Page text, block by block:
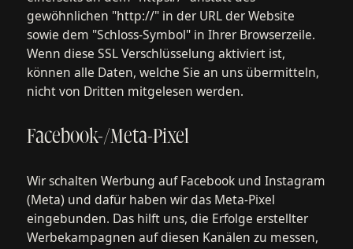
gewöhnlichen "http://" in der URL der Website
sowie dem "Schloss-Symbol" in Ihrer Browserzeile.
Wenn diese SSL Verschlüsselung aktiviert ist,
können alle Daten, welche Sie an uns übermitteln,
nicht von Dritten mitgelesen werden.
Facebook-/Meta-Pixel
Wir schalten Werbung auf Facebook und Instagram
(Meta) und dafür haben wir das Meta-Pixel
eingebunden. Das hilft uns, die Erfolge erstellter
Werbekampagnen auf diesen Kanälen zu messen,